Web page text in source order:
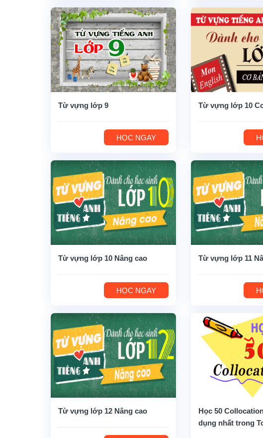
Từ vựng lớp 9
HỌC NGAY
Từ vựng lớp 10
Từ vựng lớp 10 Nâng cao
HỌC NGAY
Từ vựng lớp 11
Từ vựng lớp 12 Nâng cao
Học 50
dụng nhất trong